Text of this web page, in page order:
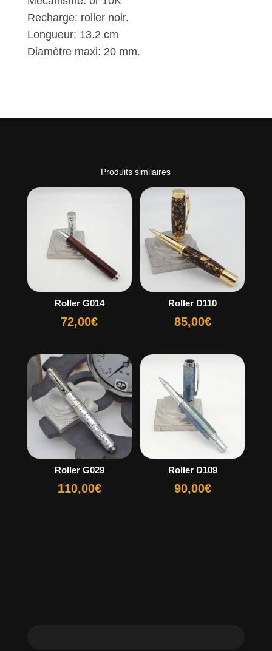
Recharge: roller noir.
Longueur: 13.2 cm
Diamètre maxi: 20 mm.
Produits similaires
Roller G014
72,00€
Roller D110
85,00€
Roller G029
110,00€
Roller D109
90,00€